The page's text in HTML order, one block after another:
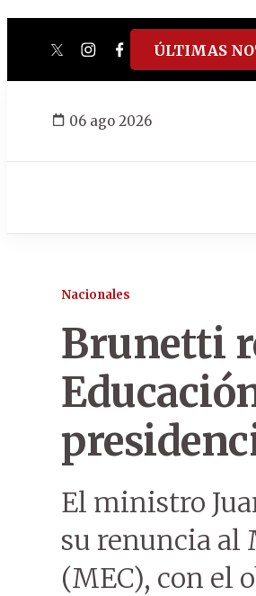
twitterinstagram
facebook
tiktokyoutube
ÚLTIMAS
06 ago 2026
Nacionales
Brunetti
El ministro
su renuncia al
(MEC), con el